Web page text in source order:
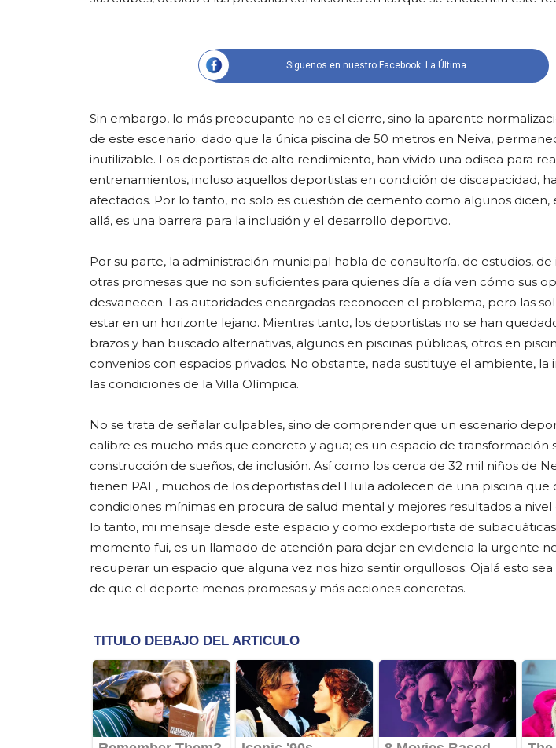
Síguenos en nuestro Facebook: La Última
Sin embargo, lo más preocupante no es el cierre, sino la aparente
de este escenario; dado que la única piscina de 50 metros en Neiva,
inutilizable. Los deportistas de alto rendimiento, han vivido una odisea para
entrenamientos, incluso aquellos deportistas en condición de discapacidad,
afectados. Por lo tanto, no solo es cuestión de cemento como algunos dicen,
allá, es una barrera para la inclusión y el desarrollo deportivo.
Por su parte, la administración municipal habla de consultoría, de estudios, de
otras promesas que no son suficientes para quienes día a día ven cómo sus
desvanecen. Las autoridades encargadas reconocen el problema, pero las
estar en un horizonte lejano. Mientras tanto, los deportistas no se han
brazos y han buscado alternativas, algunos en piscinas públicas, otros en
convenios con espacios privados. No obstante, nada sustituye el ambiente, la
las condiciones de la Villa Olímpica.
No se trata de señalar culpables, sino de comprender que un escenario
calibre es mucho más que concreto y agua; es un espacio de transformación
construcción de sueños, de inclusión. Así como los cerca de 32 mil niños de
tienen PAE, muchos de los deportistas del Huila adolecen de una piscina que
condiciones mínimas en procura de salud mental y mejores resultados a
lo tanto, mi mensaje desde este espacio y como exdeportista de
momento fui, es un llamado de atención para dejar en evidencia la urgente
recuperar un espacio que alguna vez nos hizo sentir orgullosos. Ojalá esto
de que el deporte menos promesas y más acciones concretas.